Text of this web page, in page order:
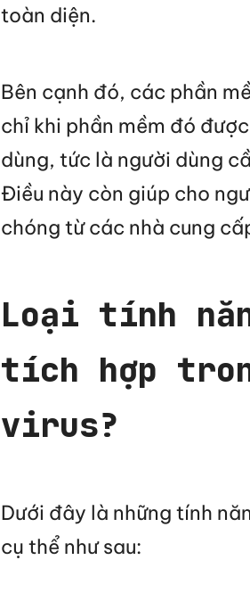
toàn diện.
Bên cạnh đó, các phần
chỉ khi phần mềm đó
dùng, tức là người dùng
Điều này còn giúp cho
chóng từ các nhà cung
Loại tính
tích hợp
virus?
Dưới đây là những tính
cụ thể như sau: